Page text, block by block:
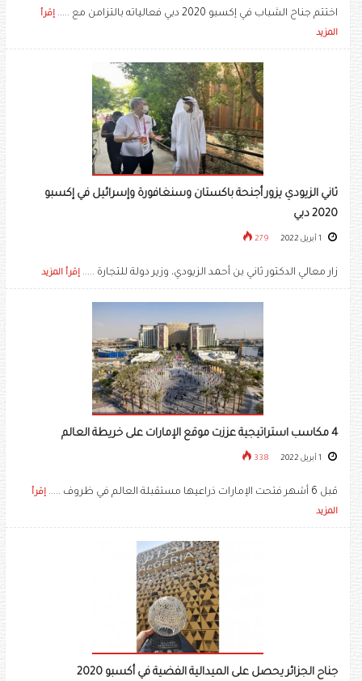
اختتم جناح الشباب في إكسبو 2020 دبي فعالياته بالتزامن مع .....
إقرأ
المزيد
ثاني الزيودي يزور أجنحة باكستان وسنغافورة وإسرائيل في إكسبو
2020 دبي
279
زار معالي الدكتور ثاني بن أحمد الزيودي، وزير دولة للتجارة ..... إقرأ المزيد
4 مكاسب استراتيجية عززت موقع الإمارات على خريطة العالم
338
قبل 6 أشهر فتحت الإمارات ذراعيها مستقبلة العالم في ظروف .....
إقرأ
المزيد
جناح الجزائر يحصل على الميدالية الفضية في أكسبو 2020